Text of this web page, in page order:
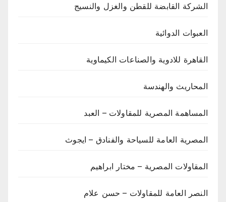
الشركة القابضة للقطن والغزل والنسيج
العبوات الدوائية
القاهرة للادوية والصناعات الكيماوية
المحاريث والهندسة
المساهمة المصرية للمقاولات – العبد
المصرية العامة للسياحة والفنادق – ايجوث
المقاولات المصرية – مختار ابراهيم
النصر العامة للمقاولات – حسن علام